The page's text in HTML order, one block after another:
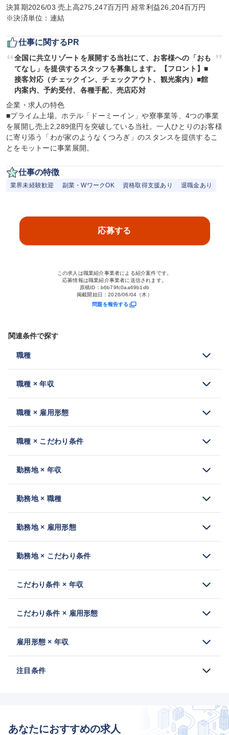
決算期2026/03 売上高275,247百万円 経常利益26,204百万円
※決済単位：連結
仕事に関するPR
全国に共立リゾートを展開する当社にて、お客様への「おも
てなし」を提供するスタッフを募集します。【フロント】■
接客対応（チェックイン、チェックアウト、観光案内）■館
内案内、予約受付、各種手配、売店応対
企業・求人の特色
■プライム上場。ホテル「ドーミーイン」や寮事業等、4つの事業
を展開し売上2,289億円を突破している当社。一人ひとりのお客様
に寄り添う「わが家のようなくつろぎ」のスタンスを提供するこ
とをモットーに事業展開。
仕事の特徴
業界未経験歓迎 副業・WワークOK 資格取得支援あり 退職金あり
応募する
この求人は職業紹介事業者による紹介案件です。
応募情報は職業紹介事業者に送信されます。
原稿ID： b6b79fc0aa69b1db
掲載開始日：2026/06/04（木）
問題を報告する
関連条件で探す
職種
職種 × 年収
職種 × 雇用形態
職種 × こだわり条件
勤務地 × 年収
勤務地 × 職種
勤務地 × 雇用形態
勤務地 × こだわり条件
こだわり条件 × 年収
こだわり条件 × 雇用形態
雇用形態 × 年収
注目条件
あなたにおすすめの求人